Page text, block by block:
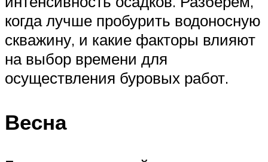
когда лучше пробурить водоносную
скважину, и какие факторы влияют
на выбор времени для
осуществления буровых работ.
Весна